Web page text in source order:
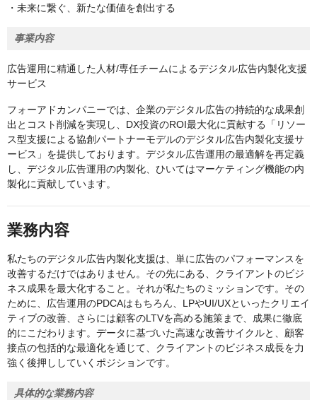
・未来に繋ぐ、新たな価値を創出する
事業内容
広告運用に精通した人材/専任チームによるデジタル広告内製化⽀援
サービス
フォーアドカンパニーでは、企業のデジタル広告の持続的な成果創
出とコスト削減を実現し、DX投資のROI最大化に貢献する「リソー
ス型支援による協創パートナーモデルのデジタル広告内製化支援サ
ービス」を提供しております。デジタル広告運用の最適解を再定義
し、デジタル広告運用の内製化、ひいてはマーケティング機能の内
製化に貢献しています。
業務内容
私たちのデジタル広告内製化支援は、単に広告のパフォーマンスを
改善するだけではありません。その先にある、クライアントのビジ
ネス成果を最大化すること。それが私たちのミッションです。その
ために、広告運用のPDCAはもちろん、LPやUI/UXといったクリエイ
ティブの改善、さらには顧客のLTVを高める施策まで、成果に徹底
的にこだわります。データに基づいた高速な改善サイクルと、顧客
接点の包括的な最適化を通じて、クライアントのビジネス成長を力
強く後押ししていくポジションです。
具体的な業務内容